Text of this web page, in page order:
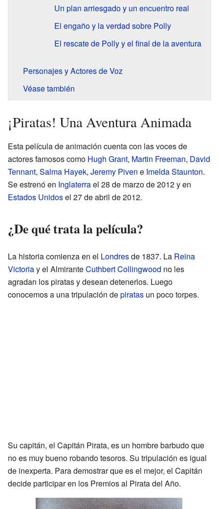
Un plan arriesgado y un encuentro real
El engaño y la verdad sobre Polly
El rescate de Polly y el final de la aventura
Personajes y Actores de Voz
Véase también
¡Piratas! Una Aventura Animada
Esta película de animación cuenta con las voces de
actores famosos como Hugh Grant, Martin Freeman, David
Tennant, Salma Hayek, Jeremy Piven e Imelda Staunton.
Se estrenó en Inglaterrael 28 de marzo de 2012 y en
Estados Unidosel 27 de abril de 2012.
¿De qué trata la película?
La historia comienza en el Londresde 1837. La Reina
Victoriay el AlmiranteCuthbert Collingwood no les
agradan los piratas y desean detenerlos. Luego
conocemos a una tripulación depiratas un poco torpes.
Su capitán, el Capitán Pirata, es un hombre barbudo que
no es muy bueno robando tesoros. Su tripulación es igual
de inexperta. Para demostrar que es el mejor, el Capitán
decide participar en los Premios al Pirata del Año.